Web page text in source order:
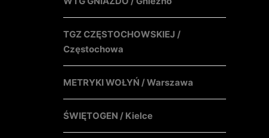
TGZ CZĘSTOCHOWSKIEJ /
Częstochowa
METRYKI WOŁYŃ / Warszawa
ŚWIĘTOGEN / Kielce